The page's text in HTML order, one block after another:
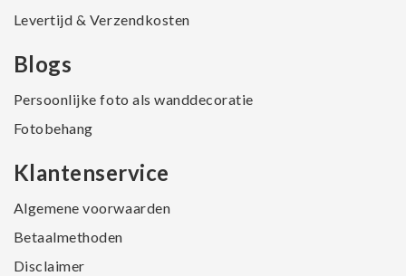
Levertijd & Verzendkosten
Blogs
Persoonlijke foto als wanddecoratie
Fotobehang
Klantenservice
Algemene voorwaarden
Betaalmethoden
Disclaimer